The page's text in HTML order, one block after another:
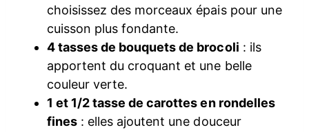
choisissez des morceaux épais pour une
cuisson plus fondante.
4 tasses de bouquets de brocoli : ils
apportent du croquant et une belle
couleur verte.
1 et 1/2 tasse de carottes en rondelles
fines : elles ajoutent une douceur